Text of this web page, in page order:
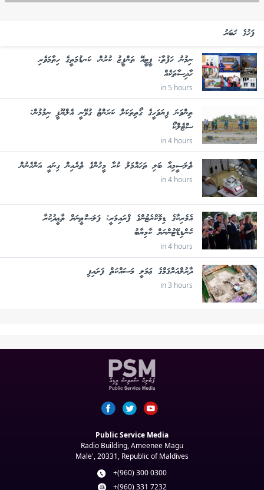
ފަހުގެ ޚަބަރު
ނިމުނު ހަފުތާ: ޕީޓީއޭ ތަންފީޒު ކުރުން، ކަނޑުމަތީގެ ހިތާމަވެރި
ހާދިސާތަކެއް
in 5 hours
ތިންވަނަ ފިޔަވަހީގެ ގޯތިތަކަށް ކަރަންޓު ގުޅޭނީ އެލްޔޫޕީ ނިމުމުން:
ސްޓެލްކޯ
in 4 hours
ތެލަސީމިއާ ބަލި ތަހައްމަލު ކުރާ މީހުންގެ ތެރެއިން ގިނައީ އަންހެނުން
in 4 hours
އެމެރިކާގެ ޑިމޮކްރެޓުންގެ ޕްރައިމަރީ: ފަލަސްޠީނަށް ތާޢީދުކުރާ
ކެންޑިޑޭޓުންނަށް ކާމިޔާބު
in 4 hours
ދާރުލްއަރްޤަމްގެ ޢަމަލީ މަސައްކަތް ފަށައިފި
in 3 hours
Public Service Media
Radio Building, Ameenee Magu
Male', 20331, Republic of Maldives
+(960) 300 0300
+(960) 331 7232